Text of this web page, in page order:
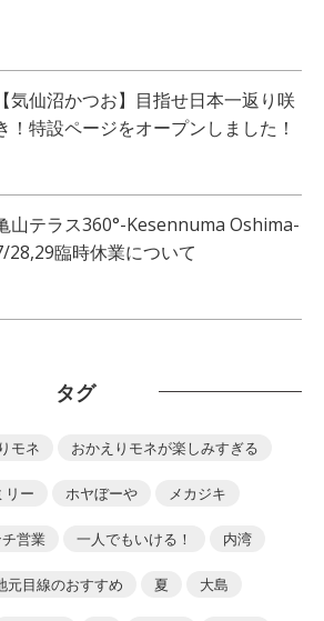
【気仙沼かつお】目指せ日本一返り咲
！特設ページをオープンしました！
山テラス360°-Kesennuma Oshima-
28,29臨時休業について
タグ
モネ おかえりモネが楽しみすぎる
リー ホヤぼーや メカジキ
営業 一人でもいける！ 内湾
元目線のおすすめ 夏 大島